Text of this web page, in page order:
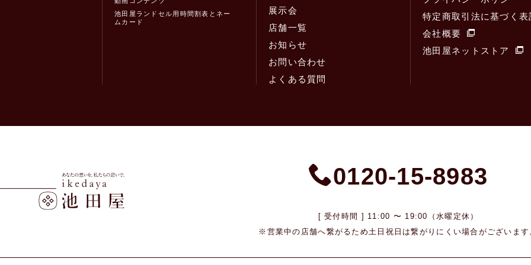
池田屋ランドセル用時間割表とネー
ムカード
展示会
店舗一覧
お知らせ
お問い合わせ
よくある質問
特定商取引法に基づく表
会社概要
池田屋ネットストア
0120-15-8983
[ 受付時間 ] 11:00 〜 19:00（水曜定休）
※営業中の店舗へ繋がるため 土日祝日は繋がりにくい場合がございます